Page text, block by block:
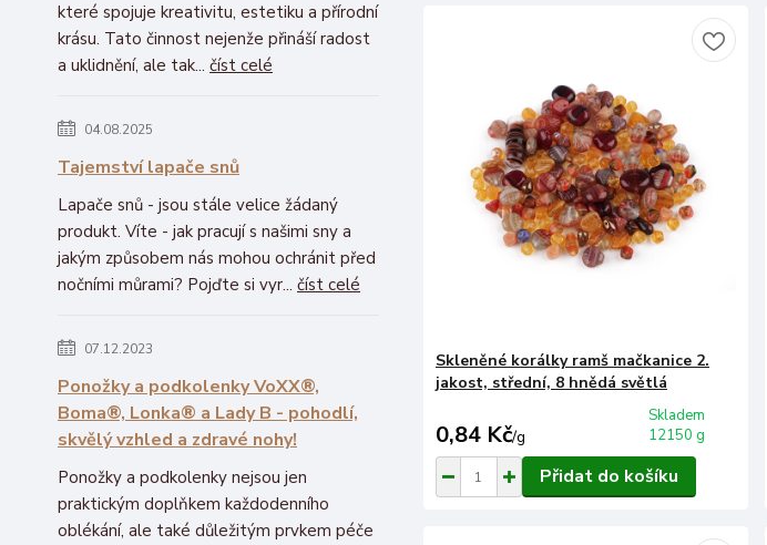
které spojuje kreativitu, estetiku a přírodní
krásu. Tato činnost nejenže přináší radost
a uklidnění, ale tak... číst celé
04.08.2025
Tajemství lapače snů
Lapače snů - jsou stále velice žádaný
produkt. Víte - jak pracují s našimi sny a
jakým způsobem nás mohou ochránit před
nočními můrami? Pojďte si vyr... číst celé
07.12.2023
Ponožky a podkolenky VoXX®,
Boma®, Lonka® a Lady B - pohodlí,
skvělý vzhled a zdravé nohy!
Ponožky a podkolenky nejsou jen
praktickým doplňkem každodenního
oblékání, ale také důležitým prvkem péče
Skleněné korálky ramš mačkanice 2.
jakost, střední, 8 hnědá světlá
0,84 Kč/g
Skladem
12150 g
Přidat do košíku